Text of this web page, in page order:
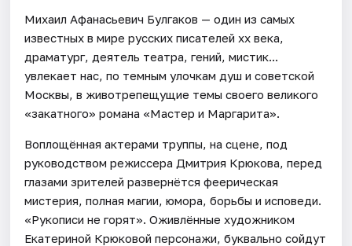
Михаил Афанасьевич Булгаков — один из самых
известных в мире русских писателей xx века,
драматург, деятель театра, гений, мистик...
увлекает нас, по темным улочкам душ и советской
Москвы, в животрепещущие темы своего великого
«закатного» романа «Мастер и Маргарита».
Воплощённая актерами труппы, на сцене, под
руководством режиссера Дмитрия Крюкова, перед
глазами зрителей развернётся феерическая
мистерия, полная магии, юмора, борьбы и исповеди.
«Рукописи не горят». Оживлённые художником
Екатериной Крюковой персонажи, буквально сойдут